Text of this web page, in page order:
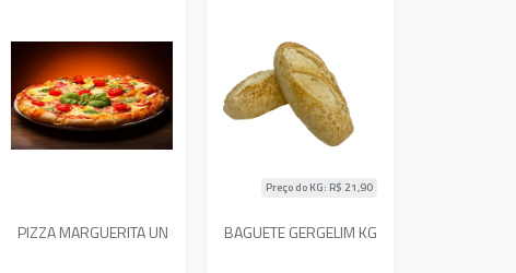
PIZZA MARGUERITA UN BAGUETE GERGELIM KG
Preço do KG: R$ 21,90